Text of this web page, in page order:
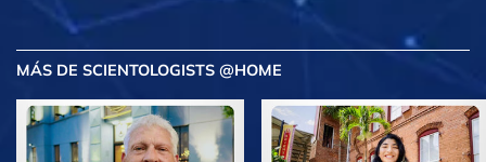
MÁS DE SCIENTOLOGISTS @HOME